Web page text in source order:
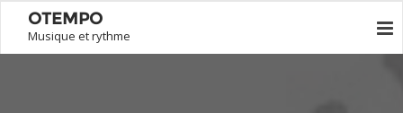
OTEMPO
Musique et rythme